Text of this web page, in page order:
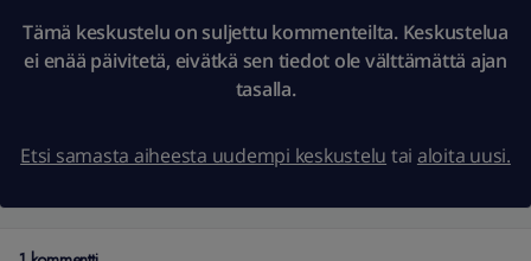
Tämä keskustelu on suljettu kommenteilta. Keskustelua
ei enää päivitetä, eivätkä sen tiedot ole välttämättä ajan
tasalla.
Etsi samasta aiheesta uudempi keskustelu tai aloita uusi.